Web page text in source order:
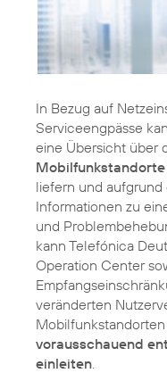
In Bezug auf
Serviceengpässe
eine Übersicht über
liefern und aufgrund
Informationen zu
und
kann Telefónica
Operation Center
veränderten
vorausschauend
einleiten